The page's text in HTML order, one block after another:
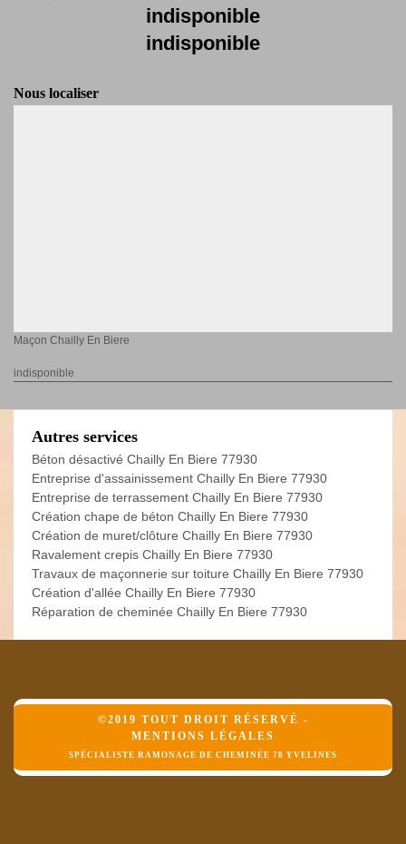
indisponible
indisponible
Nous localiser
Maçon Chailly En Biere
indisponible
Autres services
Béton désactivé Chailly En Biere 77930
Entreprise d'assainissement Chailly En Biere 77930
Entreprise de terrassement Chailly En Biere 77930
Création chape de béton Chailly En Biere 77930
Création de muret/clôture Chailly En Biere 77930
Ravalement crepis Chailly En Biere 77930
Travaux de maçonnerie sur toiture Chailly En Biere 77930
Création d'allée Chailly En Biere 77930
Réparation de cheminée Chailly En Biere 77930
©2019 TOUT DROIT RÉSERVÉ -
MENTIONS LÉGALES
SPÉCIALISTE RAMONAGE DE CHEMINÉE 78 YVELINES